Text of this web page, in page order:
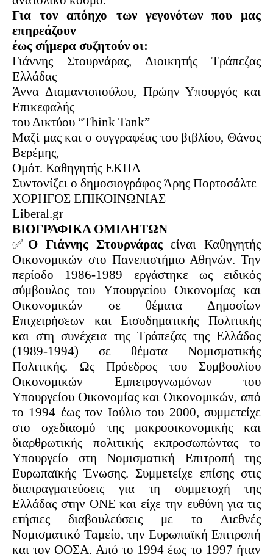
Για τον απόηχο των γεγονότων που μας
επηρεάζουν
έως σήμερα συζητούν οι:
Γιάννης Στουρνάρας, Διοικητής Τράπεζας
Ελλάδας
Άννα Διαμαντοπούλου, Πρώην Υπουργός και
Επικεφαλής
του Δικτύου “Τhink Tank”
Mαζί μας και ο συγγραφέας του βιβλίου, Θάνος
Βερέμης,
Ομότ. Καθηγητής ΕΚΠΑ
Συντονίζει ο δημοσιογράφος Άρης Πορτοσάλτε
ΧΟΡΗΓΟΣ ΕΠΙΚΟΙΝΩΝΙΑΣ
Liberal.gr
ΒΙΟΓΡΑΦΙΚΑ ΟΜΙΛΗΤΩΝ
✅ Ο Γιάννης Στουρνάρας είναι Καθηγητής
Οικονομικών στο Πανεπιστήμιο Αθηνών. Την
περίοδο 1986-1989 εργάστηκε ως ειδικός
σύμβουλος του Υπουργείου Οικονομίας και
Οικονομικών σε θέματα Δημοσίων
Επιχειρήσεων και Εισοδηματικής Πολιτικής
και στη συνέχεια της Τράπεζας της Ελλάδος
(1989-1994) σε θέματα Νομισματικής
Πολιτικής. Ως Πρόεδρος του Συμβουλίου
Οικονομικών Εμπειρογνωμόνων του
Υπουργείου Οικονομίας και Οικονομικών, από
το 1994 έως τον Ιούλιο του 2000, συμμετείχε
στο σχεδιασμό της μακροοικονομικής και
διαρθρωτικής πολιτικής εκπροσωπώντας το
Υπουργείο στη Νομισματική Επιτροπή της
Ευρωπαϊκής Ένωσης. Συμμετείχε επίσης στις
διαπραγματεύσεις για τη συμμετοχή της
Ελλάδας στην ΟΝΕ και είχε την ευθύνη για τις
ετήσιες διαβουλεύσεις με το Διεθνές
Νομισματικό Ταμείο, την Ευρωπαϊκή Επιτροπή
και τον ΟΟΣΑ. Από το 1994 έως το 1997 ήταν